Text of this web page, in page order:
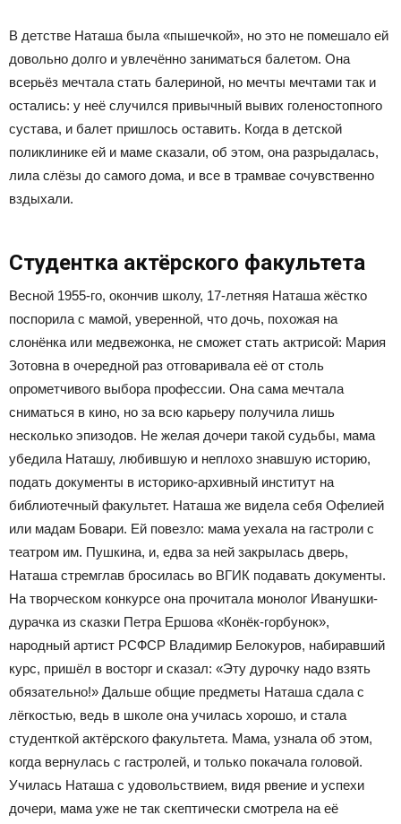
В детстве Наташа была «пышечкой», но это не помешало ей
довольно долго и увлечённо заниматься балетом. Она
всерьёз мечтала стать балериной, но мечты мечтами так и
остались: у неё случился привычный вывих голеностопного
сустава, и балет пришлось оставить. Когда в детской
поликлинике ей и маме сказали, об этом, она разрыдалась,
лила слёзы до самого дома, и все в трамвае сочувственно
вздыхали.
Студентка актёрского факультета
Весной 1955-го, окончив школу, 17-летняя Наташа жёстко
поспорила с мамой, уверенной, что дочь, похожая на
слонёнка или медвежонка, не сможет стать актрисой: Мария
Зотовна в очередной раз отговаривала её от столь
опрометчивого выбора профессии. Она сама мечтала
сниматься в кино, но за всю карьеру получила лишь
несколько эпизодов. Не желая дочери такой судьбы, мама
убедила Наташу, любившую и неплохо знавшую историю,
подать документы в историко-архивный институт на
библиотечный факультет. Наташа же видела себя Офелией
или мадам Бовари. Ей повезло: мама уехала на гастроли с
театром им. Пушкина, и, едва за ней закрылась дверь,
Наташа стремглав бросилась во ВГИК подавать документы.
На творческом конкурсе она прочитала монолог Иванушки-
дурачка из сказки Петра Ершова «Конёк-горбунок»,
народный артист РСФСР Владимир Белокуров, набиравший
курс, пришёл в восторг и сказал: «Эту дурочку надо взять
обязательно!» Дальше общие предметы Наташа сдала с
лёгкостью, ведь в школе она училась хорошо, и стала
студенткой актёрского факультета. Мама, узнала об этом,
когда вернулась с гастролей, и только покачала головой.
Училась Наташа с удовольствием, видя рвение и успехи
дочери, мама уже не так скептически смотрела на её